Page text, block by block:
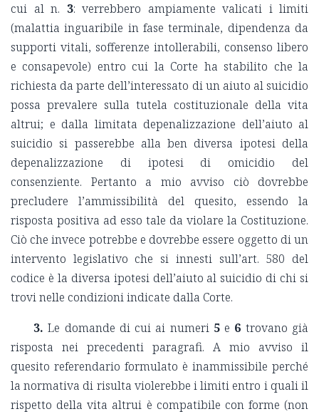
cui al n. 3: verrebbero ampiamente valicati i limiti
(malattia inguaribile in fase terminale, dipendenza da
supporti vitali, sofferenze intollerabili, consenso libero
e consapevole) entro cui la Corte ha stabilito che la
richiesta da parte dell’interessato di un aiuto al suicidio
possa prevalere sulla tutela costituzionale della vita
altrui; e dalla limitata depenalizzazione dell’aiuto al
suicidio si passerebbe alla ben diversa ipotesi della
depenalizzazione di ipotesi di omicidio del
consenziente. Pertanto a mio avviso ciò dovrebbe
precludere l’ammissibilità del quesito, essendo la
risposta positiva ad esso tale da violare la Costituzione.
Ciò che invece potrebbe e dovrebbe essere oggetto di un
intervento legislativo che si innesti sull’art. 580 del
codice è la diversa ipotesi dell’aiuto al suicidio di chi si
trovi nelle condizioni indicate dalla Corte.
3. Le domande di cui ai numeri 5e 6 trovano già
risposta nei precedenti paragrafi. A mio avviso il
quesito referendario formulato è inammissibile perché
la normativa di risulta violerebbe i limiti entro i quali il
rispetto della vita altrui è compatibile con forme (non